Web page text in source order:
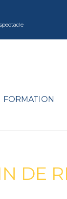
FORMATION
DE